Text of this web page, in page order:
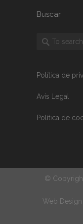
Buscar
Política de
Avís Legal
Política de
©
Web